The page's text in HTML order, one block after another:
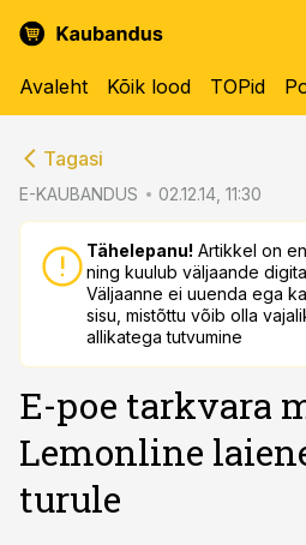
Avaleht Kõik lood TOPid
Tagasi
E-KAUBANDUS 02.12.14, 11:30
Tähelepanu! Artikkel on
ning kuulub väljaande
Väljaanne ei uuenda ega
sisu, mistõttu võib olla
allikatega tutvumine
E-poe tarkvara
Lemonline
turule